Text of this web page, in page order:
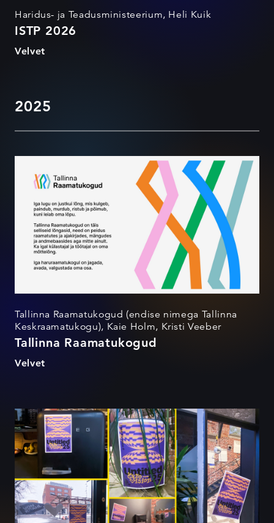
Haridus- ja Teadusministeerium, Heli Kuik
ISTP 2026
Velvet
2025
Tallinna Raamatukogud
Tallinna Raamatukogud (endise nimega Tallinna
Keskraamatukogu), Kaie Holm, Kristi Veeber
Tallinna Raamatukogud
Velvet
Velvet Eurovision – Untitled
'25